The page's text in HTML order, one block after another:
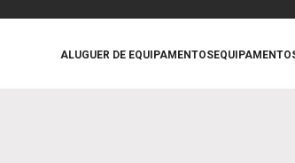
ALUGUER DE EQUIPAMENTOS